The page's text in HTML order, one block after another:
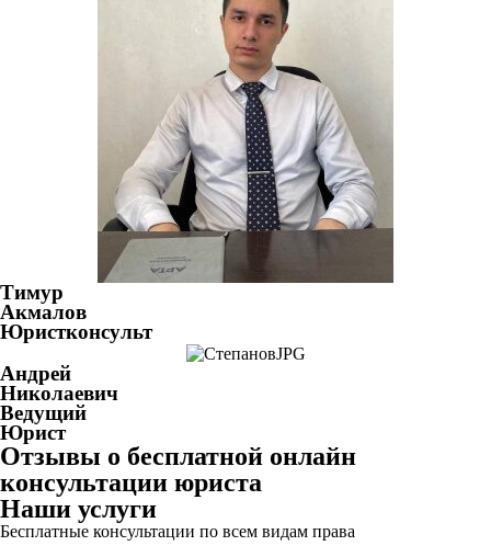
Тимур
Акмалов
Юристконсульт
Андрей
Николаевич
Ведущий
Юрист
Отзывы о бесплатной онлайн
консультации юриста
Наши услуги
Бесплатные консультации по всем видам права